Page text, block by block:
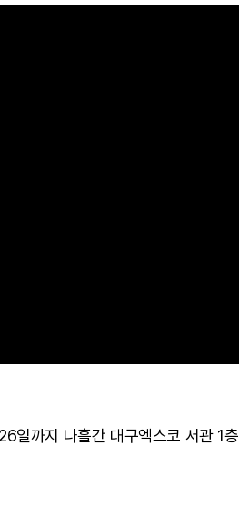
까지 나흘간 대구엑스코 서관 1층